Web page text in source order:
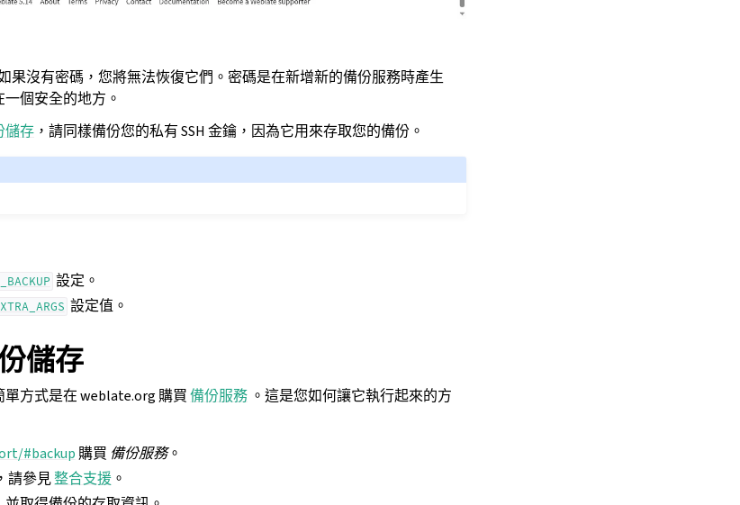
果沒有密碼，您將無法恢復它們。密碼是在新增新的備份服務時產生
個安全的地方。
儲存 ，請同樣備份您的私有 SSH 金鑰，因為它用來存取您的備份。
設定。
設定值。
儲存
方式是在 weblate.org 購買備份服務 。這是您如何讓它執行起來的方
#backup 購買 備份服務。
請參見整合支援 。